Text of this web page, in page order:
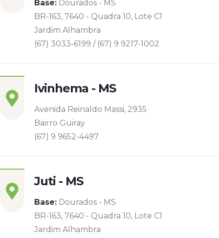
Base: Dourados - MS
BR-163, 7640 - Quadra 10, Lote C1
Jardim Alhambra
(67) 3033-6199 / (67) 9 9217-1002
Ivinhema - MS
Avenida Reinaldo Massi, 2935
Bairro Guiray
(67) 9 9652-4497
Juti - MS
Base: Dourados - MS
BR-163, 7640 - Quadra 10, Lote C1
Jardim Alhambra